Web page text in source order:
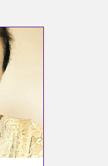
Trauma
La Licorne